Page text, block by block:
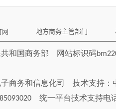
网 地方商务主管部门
共和国商务部 网站标识码
商务和信息化司 技术支持：
统一平台技术支持电